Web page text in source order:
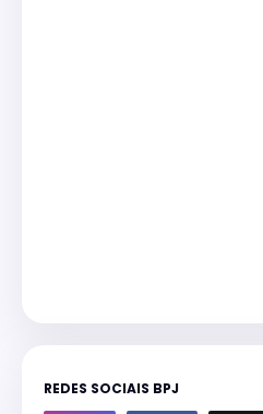
REDES SOCIAIS BPJ